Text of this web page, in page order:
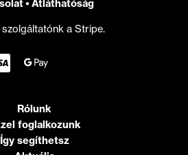
• Átláthatóság
szolgáltatónk a Stripe.
Rólunk
foglalkozunk
Így segíthetsz